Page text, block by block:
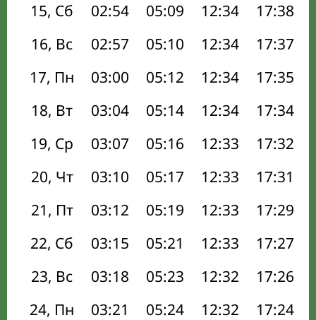
15, Сб
02:54 05:09 12:34 17:38
16, Вс
02:57 05:10 12:34 17:37
17, Пн
03:00 05:12 12:34 17:35
18, Вт
03:04 05:14 12:34 17:34
19, Ср
03:07 05:16 12:33 17:32
20, Чт
03:10 05:17 12:33 17:31
21, Пт
03:12 05:19 12:33 17:29
22, Сб
03:15 05:21 12:33 17:27
23, Вс
03:18 05:23 12:32 17:26
24, Пн
03:21 05:24 12:32 17:24